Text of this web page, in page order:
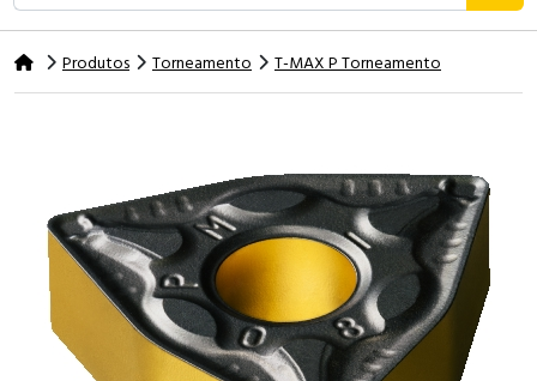
Produtos Torneamento T-MAX P Torneamento